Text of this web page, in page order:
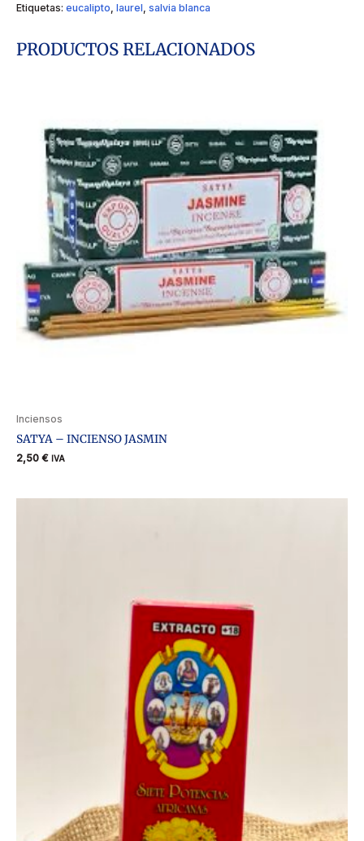
Etiquetas: eucalipto laurel salvia blanca
PRODUCTOS RELACIONADOS
Inciensos
SATYA – INCIENSO JASMIN
2,50 € IVA